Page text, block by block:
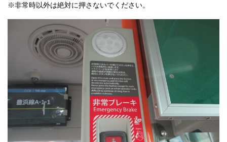
※非常時以外は絶対に押さないでください。